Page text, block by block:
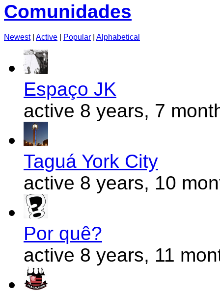
Comunidades
Newest Active Popular Alphabetical
Espaço JK
active 8 years, 7
Taguá York City
active 8 years, 10
Por quê?
active 8 years, 11